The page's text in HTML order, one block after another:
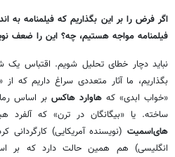
اگر فرض را بر این بگذاریم که فیلمنامه به
فیلمنامه مواجه هستیم، چه؟ این را ضعف
نباید دچار خطای تحلیل شویم. اقتباس یک
بگذاریم، ما آثار متعددی سراغ داریم که
«خواب ابدی» که هاوارد هاکس بر اساس
ساخته. یا «بیگانگان در ترن» که آلفرد
های‌اسمیت(نویسنده آمریکایی) کارگردانی
انگلیسی) هم همین حالت دارد که بر